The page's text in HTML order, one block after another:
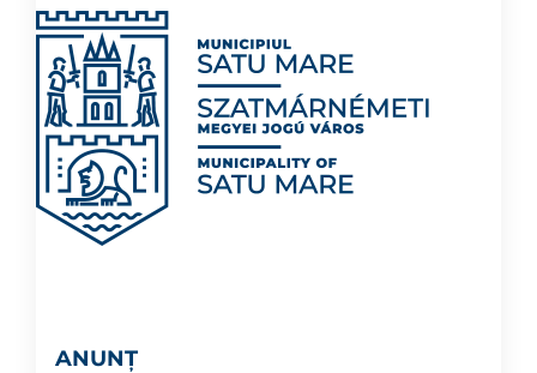
ANUNȚ